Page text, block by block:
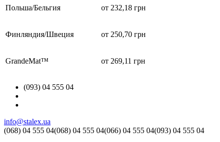
Польша/Бельгия от 232,18 грн
Финляндия/Швеция от 250,70 грн
GrandeMat™ от 269,11 грн
(093) 04 555 04
info@stalex.ua
(068) 04 555 04(068) 04 555 04(066) 04 555 04(093) 04 555 04